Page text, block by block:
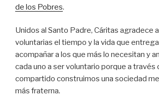
de los Pobres.
Unidos al Santo Padre, Cáritas agradece
voluntarias el tiempo y la vida que
acompañar a los que más lo necesitan y
cada uno a ser voluntario porque a través
compartido construimos una sociedad
más fraterna.